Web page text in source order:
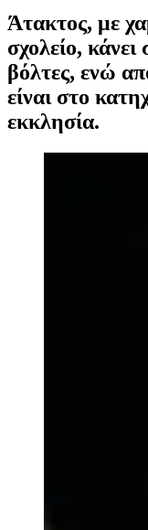
Άτακτος, με
σχολείο, κάνει
βόλτες, ενώ
είναι στο
εκκλησία.